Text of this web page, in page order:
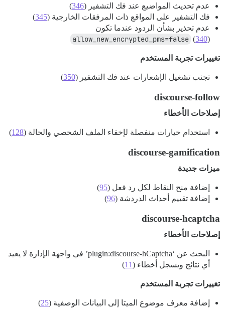
عدم تحديث المواضيع عند فك التشفير (346
)
فك التشفير على المواقع ذات المرفقات الخارجية (345
)
عدم تحذير بشأن الردود عندما تكون
allow_new_encrypted_pms=false (340)
تغييرات تجربة المستخدم
تجنب تشغيل الإشعارات عند فك التشفير (350
)
discourse-follow
إصلاحات الأخطاء
استخدام خيارات منفصلة لإخفاء الملف الشخصي والحالة (128
)
discourse-gamification
ميزات جديدة
إضافة منح النقاط لكل رد فعل (95
)
إضافة تقييم أحداث الدردشة (96
)
discourse-hcaptcha
إصلاحات الأخطاء
البحث عن ‘plugin:discourse-hCaptcha’ في واجهة الإدارة لا يعيد
أي نتائج ويسجل أخطاء (11
)
تغييرات تجربة المستخدم
إضافة معرف موضوع الميتا إلى البيانات الوصفية (25
)